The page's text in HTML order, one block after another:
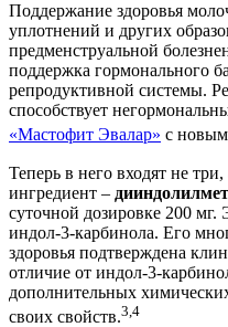
Поддержание здоровья
уплотнений и других
предменструальной
поддержка гормонального
репродуктивной системы.
способствует
«Мастофит Эвалар» с
Теперь в него входят не три,
ингредиент –
суточной дозировке 200 мг.
индол-3-карбинола. Его
здоровья подтверждена
отличие от индол-3-
дополнительных
своих свойств.3,4